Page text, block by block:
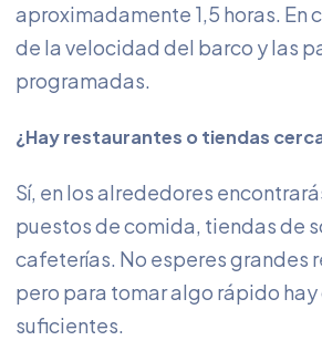
aproximadamente 1,5 horas. En
de la velocidad del barco y las
programadas.
¿Hay restaurantes o tiendas
Sí, en los alrededores
puestos de comida, tiendas de
cafeterías. No esperes grandes
pero para tomar algo rápido
suficientes.